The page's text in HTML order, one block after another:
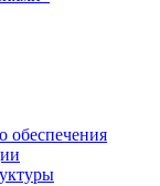
обеспечения